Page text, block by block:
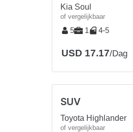
Kia Soul
of vergelijkbaar
5 1 4-5
USD 17.17/Dag
SUV
Toyota Highlander
of vergelijkbaar